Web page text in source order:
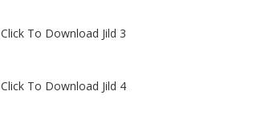
Click To Download Jild 3
Click To Download Jild 4